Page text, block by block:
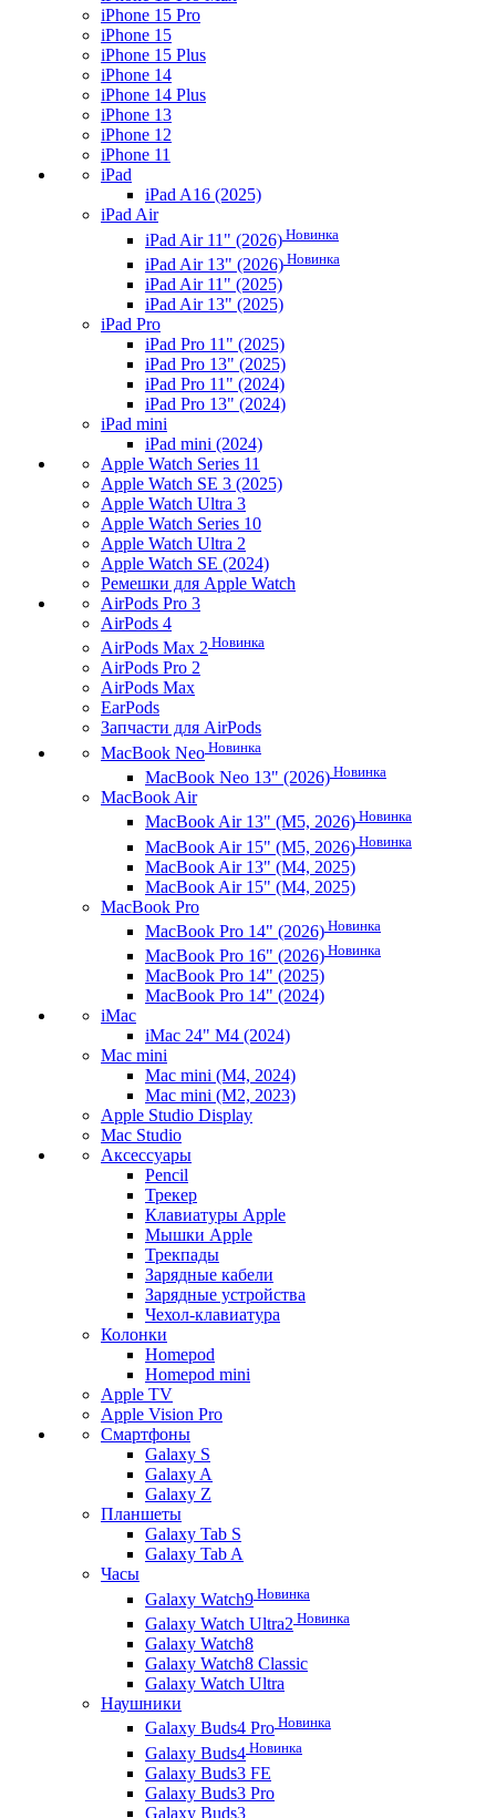
iPhone 15 Pro
iPhone 15
iPhone 15 Plus
iPhone 14
iPhone 14 Plus
iPhone 13
iPhone 12
iPhone 11
iPad
iPad A16 (2025)
iPad Air
iPad Air 11" (2026) Новинка
iPad Air 13" (2026) Новинка
iPad Air 11" (2025)
iPad Air 13" (2025)
iPad Pro
iPad Pro 11" (2025)
iPad Pro 13" (2025)
iPad Pro 11" (2024)
iPad Pro 13" (2024)
iPad mini
iPad mini (2024)
Apple Watch Series 11
Apple Watch SE 3 (2025)
Apple Watch Ultra 3
Apple Watch Series 10
Apple Watch Ultra 2
Apple Watch SE (2024)
Ремешки для Apple Watch
AirPods Pro 3
AirPods 4
AirPods Max 2 Новинка
AirPods Pro 2
AirPods Max
EarPods
Запчасти для AirPods
MacBook Neo Новинка
MacBook Neo 13" (2026) Новинка
MacBook Air
MacBook Air 13" (M5, 2026) Новинка
MacBook Air 15" (M5, 2026) Новинка
MacBook Air 13" (M4, 2025)
MacBook Air 15" (M4, 2025)
MacBook Pro
MacBook Pro 14" (2026) Новинка
MacBook Pro 16" (2026) Новинка
MacBook Pro 14" (2025)
MacBook Pro 14" (2024)
iMac
iMac 24" M4 (2024)
Mac mini
Mac mini (M4, 2024)
Mac mini (M2, 2023)
Apple Studio Display
Mac Studio
Аксессуары
Pencil
Трекер
Клавиатуры Apple
Мышки Apple
Трекпады
Зарядные кабели
Зарядные устройства
Чехол-клавиатура
Колонки
Homepod
Homepod mini
Apple TV
Apple Vision Pro
Смартфоны
Galaxy S
Galaxy A
Galaxy Z
Планшеты
Galaxy Tab S
Galaxy Tab A
Часы
Galaxy Watch9 Новинка
Galaxy Watch Ultra2 Новинка
Galaxy Watch8
Galaxy Watch8 Classic
Galaxy Watch Ultra
Наушники
Galaxy Buds4 Pro Новинка
Galaxy Buds4 Новинка
Galaxy Buds3 FE
Galaxy Buds3 Pro
Galaxy Buds3